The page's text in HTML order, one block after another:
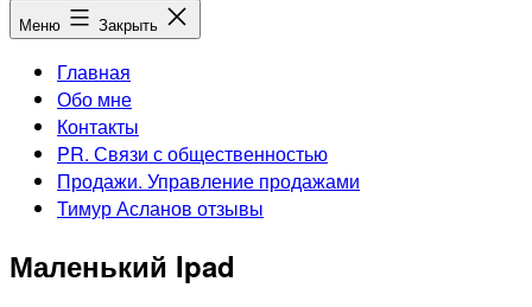
Меню Закрыть
Главная
Обо мне
Контакты
PR. Связи с общественностью
Продажи. Управление продажами
Тимур Асланов отзывы
Маленький Ipad